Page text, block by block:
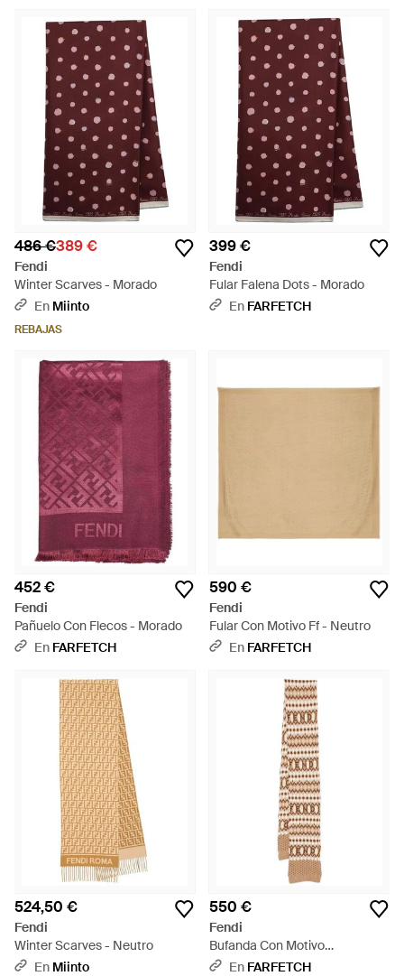
486 €389 €
Fendi
Winter Scarves - Morado
En Miinto
REBAJAS
399 €
Fendi
Fular Falena Dots - Morado
En FARFETCH
452 €
Fendi
Pañuelo Con Flecos - Morado
En FARFETCH
590 €
Fendi
Fular Con Motivo Ff - Neutro
En FARFETCH
524,50 €
Fendi
Winter Scarves - Neutro
En Miinto
550 €
Fendi
Bufanda Con Motivo
Geométrico - Metálico
En FARFETCH